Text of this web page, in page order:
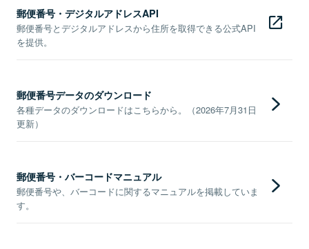
郵便番号・デジタルアドレスAPI
郵便番号とデジタルアドレスから住所を取得できる公式API
を提供。
郵便番号データのダウンロード
各種データのダウンロードはこちらから。（2026年7月31日
更新）
郵便番号・バーコードマニュアル
郵便番号や、バーコードに関するマニュアルを掲載していま
す。